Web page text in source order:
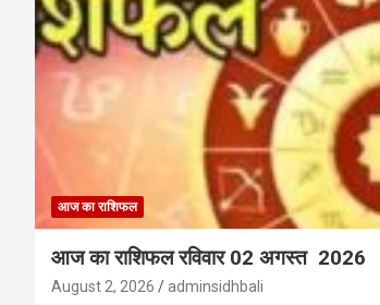
आज का राशिफल
आज का राशिफल रविवार 02 अगस्त 2026
August 2, 2026 adminsidhbali